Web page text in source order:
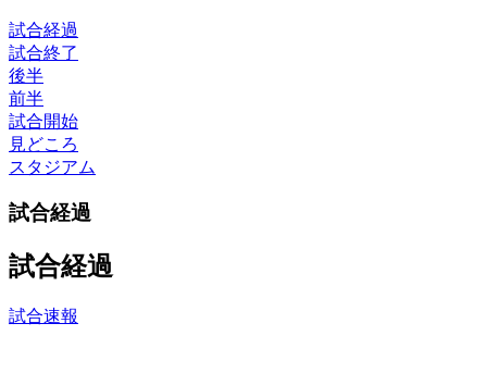
試合経過
試合終了
後半
前半
試合開始
見どころ
スタジアム
試合経過
試合経過
試合速報